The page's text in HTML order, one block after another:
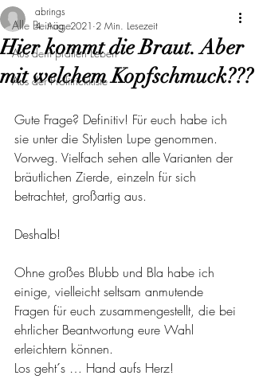
Alle Beiträge
Aus dem prallen Leben
Aus der Profitrickkiste
Hier kommt die Braut. Aber
mit welchem Kopfschmuck???
abrings
4. Aug. 2021 2 Min. Lesezeit
Gute Frage? Definitiv! Für euch habe ich
sie unter die Stylisten Lupe genommen.
Vorweg. Vielfach sehen alle Varianten der
bräutlichen Zierde, einzeln für sich
betrachtet, großartig aus.
Deshalb!
Ohne großes Blubb und Bla habe ich
einige, vielleicht seltsam anmutende
Fragen für euch zusammengestellt, die bei
ehrlicher Beantwortung eure Wahl
erleichtern können.
Los geht´s … Hand aufs Herz!